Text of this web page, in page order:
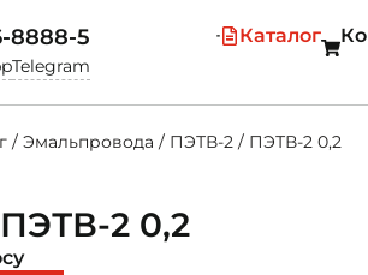
Каталог
8888-5
Telegram
/ Эмальпровода / ПЭТВ-2 / ПЭТВ-2 0,2
2 0,2